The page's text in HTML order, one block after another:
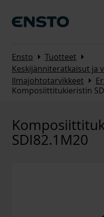
Ensto Arrow_right Tuotteet Arrow_right
Keskijänniteratkaisut ja
Ilmajohtotarvikkeet Arrow_right
Komposiittitukieristin
SDI82.1M20